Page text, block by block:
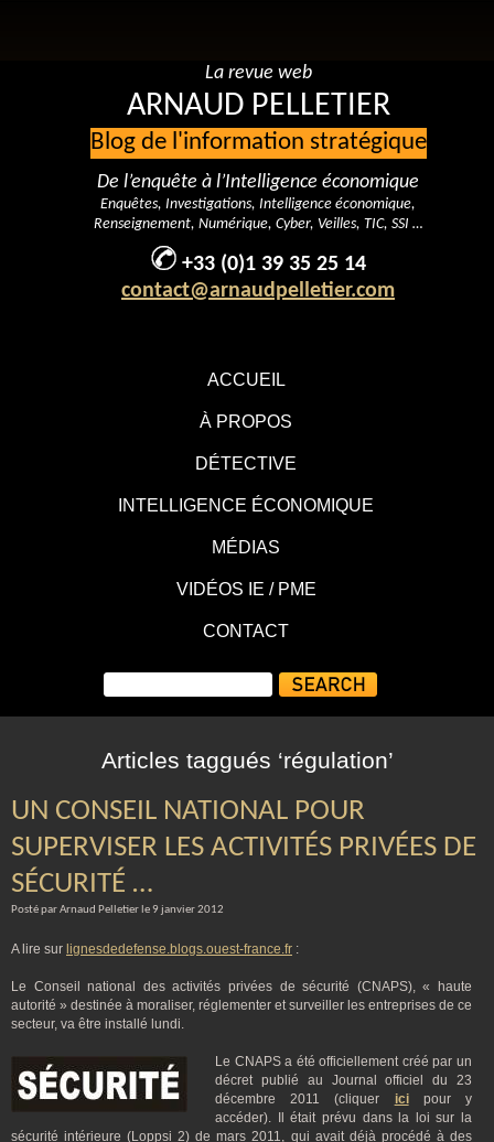
ACCUEIL
À PROPOS
DÉTECTIVE
INTELLIGENCE ÉCONOMIQUE
MÉDIAS
VIDÉOS IE / PME
CONTACT
La revue web
ARNAUD PELLETIER
Blog de l'information stratégique
De l’enquête à l’Intelligence économique
Enquêtes, Investigations, Intelligence économique,
Renseignement, Numérique, Cyber, Veilles, TIC, SSI …
+33 (0)1 39 35 25 14
contact@arnaudpelletier.com
Articles taggués ‘régulation’
UN CONSEIL NATIONAL POUR
SUPERVISER LES ACTIVITÉS PRIVÉES DE
SÉCURITÉ …
Posté par Arnaud Pelletier le 9 janvier 2012
A lire sur lignesdedefense.blogs.ouest-france.fr :
Le Conseil national des activités privées de sécurité (CNAPS), « haute
autorité » destinée à moraliser, réglementer et surveiller les entreprises de ce
secteur, va être installé lundi.
Le CNAPS a été officiellement créé par un
décret publié au Journal officiel du 23
décembre 2011 (cliquer icipour y
accéder). Il était prévu dans la loi sur la
sécurité intérieure (Loppsi 2) de mars 2011, qui avait déjà procédé à des